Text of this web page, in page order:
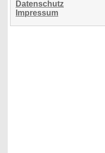
Datenschutz
Impressum